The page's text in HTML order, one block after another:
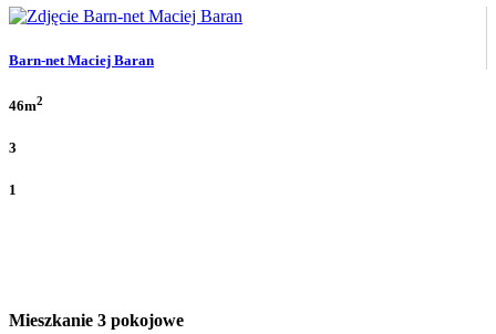
Barn-net Maciej Baran
46m2
3
1
Mieszkanie 3 pokojowe